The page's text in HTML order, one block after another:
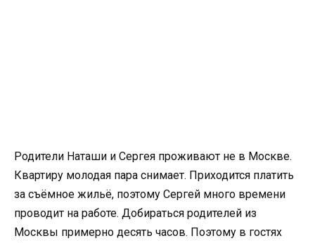
Родители Наташи и Сергея проживают не в Москве.
Квартиру молодая пара снимает. Приходится платить
за съёмное жильё, поэтому Сергей много времени
проводит на работе. Добираться родителей из
Москвы примерно десять часов. Поэтому в гостях